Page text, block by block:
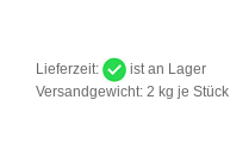
Lieferzeit:
ist an Lager
Versandgewicht: 2 kg je Stück